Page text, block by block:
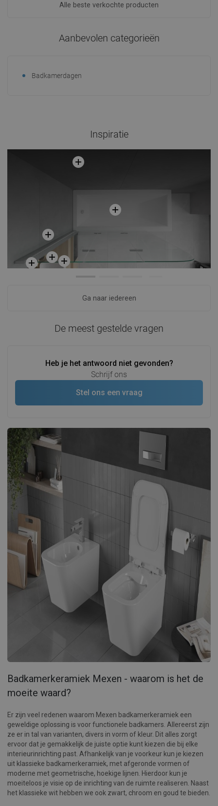
_LSCESIEND_
favorite_border Favoriet Vergelijk
Alle beste verkochte producten
Aanbevolen categorieën
Badkamerdagen
Inspiratie
Ga naar iedereen
De meest gestelde vragen
Heb je het antwoord niet gevonden?
Schrijf ons
Stel ons een vraag
Badkamerkeramiek Mexen - waarom is het de
moeite waard?
Er zijn veel redenen waarom Mexen badkamerkeramiek een
geweldige oplossing is voor functionele badkamers. Allereerst zijn
ze er in tal van varianten, divers in vorm of kleur. Dit alles zorgt
ervoor dat je gemakkelijk de juiste optie kunt kiezen die bij elke
interieurinrichting past. Afhankelijk van je voorkeur kun je kiezen
uit klassieke badkamerkeramiek, met afgeronde vormen of
moderne met geometrische, hoekige lijnen. Hierdoor kun je
moeiteloos je visie op de inrichting van de ruimte realiseren. Naast
het klassieke wit hebben we ook zwart, chroom en goud te bieden.